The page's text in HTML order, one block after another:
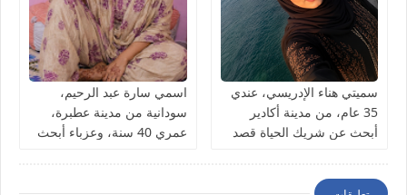
سميتي هناء الإدريسي، عندي
35 عام، من مدينة أكادير
أبحث عن شريك الحياة قصد
اسمي سارة عبد الرحيم،
سودانية من مدينة عطبرة،
عمري 40 سنة، وعزباء أبحث